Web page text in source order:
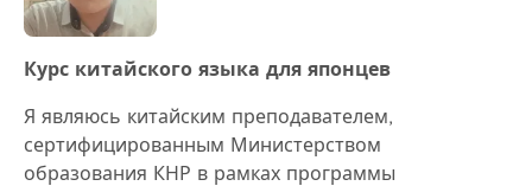
Курс китайского языка для японцев
Я являюсь китайским преподавателем,
сертифицированным Министерством
образования КНР в рамках программы